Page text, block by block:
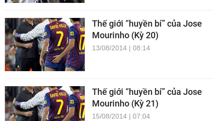
Thế giới “huyền bí” của Jose
Mourinho (Kỳ 20)
13/08/2014 | 08:14
Thế giới “huyền bí” của Jose
Mourinho (Kỳ 21)
15/08/2014 | 07:04